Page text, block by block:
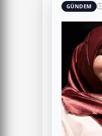
GÜNDEM